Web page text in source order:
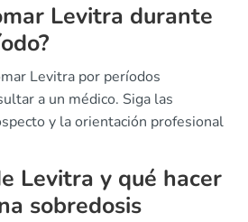
Levitra durante
Levitra por períodos
a un médico. Siga las
y la orientación profesional
Levitra y qué hacer
sobredosis